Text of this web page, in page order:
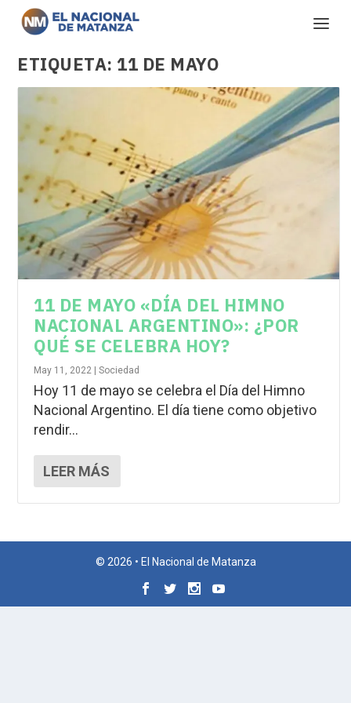
ETIQUETA: 11 DE MAYO
11 DE MAYO «DÍA DEL HIMNO
NACIONAL ARGENTINO»: ¿POR
QUÉ SE CELEBRA HOY?
May 11, 2022 |Sociedad
Hoy 11 de mayo se celebra el Día del Himno
Nacional Argentino. El día tiene como objetivo
rendir...
LEER MÁS
© 2026 • El Nacional de Matanza